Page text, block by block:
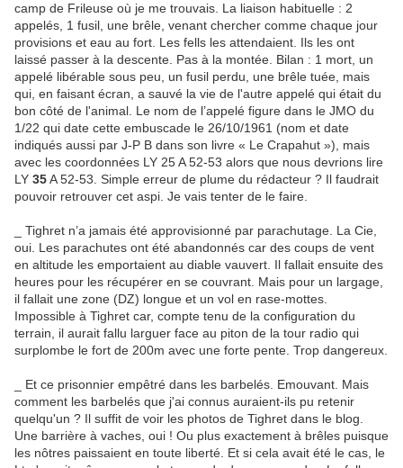
camp de Frileuse où je me trouvais. La liaison habituelle : 2
appelés, 1 fusil, une brêle, venant chercher comme chaque jour
provisions et eau au fort. Les fells les attendaient. Ils les ont
laissé passer à la descente. Pas à la montée. Bilan : 1 mort, un
appelé libérable sous peu, un fusil perdu, une brêle tuée, mais
qui, en faisant écran, a sauvé la vie de l'autre appelé qui était du
bon côté de l'animal. Le nom de l’appelé figure dans le JMO du
1/22 qui date cette embuscade le 26/10/1961 (nom et date
indiqués aussi par J-P B dans son livre « Le Crapahut »), mais
avec les coordonnées LY 25 A 52-53 alors que nous devrions lire
LY 35A 52-53. Simple erreur de plume du rédacteur ? Il faudrait
pouvoir retrouver cet aspi. Je vais tenter de le faire.
_ Tighret n’a jamais été approvisionné par parachutage. La Cie,
oui. Les parachutes ont été abandonnés car des coups de vent
en altitude les emportaient au diable vauvert. Il fallait ensuite des
heures pour les récupérer en se couvrant. Mais pour un largage,
il fallait une zone (DZ) longue et un vol en rase-mottes.
Impossible à Tighret car, compte tenu de la configuration du
terrain, il aurait fallu larguer face au piton de la tour radio qui
surplombe le fort de 200m avec une forte pente. Trop dangereux.
_ Et ce prisonnier empêtré dans les barbelés. Emouvant. Mais
comment les barbelés que j'ai connus auraient-ils pu retenir
quelqu'un ? Il suffit de voir les photos de Tighret dans le blog.
Une barrière à vaches, oui ! Ou plus exactement à brêles puisque
les nôtres paissaient en toute liberté. Et si cela avait été le cas, le